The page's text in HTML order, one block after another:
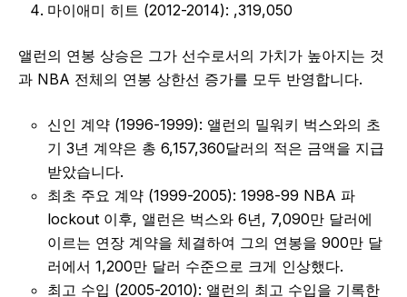
마이애미 히트 (2012-2014): ,319,050
앨런의 연봉 상승은 그가 선수로서의 가치가 높아지는 것
과 NBA 전체의 연봉 상한선 증가를 모두 반영합니다.
신인 계약 (1996-1999): 앨런의 밀워키 벅스와의 초
기 3년 계약은 총 6,157,360달러의 적은 금액을 지급
받았습니다.
최초 주요 계약 (1999-2005): 1998-99 NBA 파
lockout 이후, 앨런은 벅스와 6년, 7,090만 달러에
이르는 연장 계약을 체결하여 그의 연봉을 900만 달
러에서 1,200만 달러 수준으로 크게 인상했다.
최고 수입 (2005-2010): 앨런의 최고 수입을 기록한